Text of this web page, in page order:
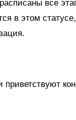
все
в этом